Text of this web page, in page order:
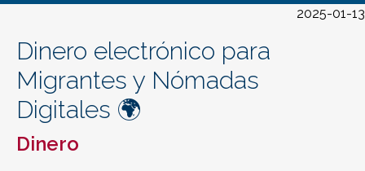
2025-01-13
Dinero electrónico para
Migrantes y Nómadas
Digitales 🌍
Dinero